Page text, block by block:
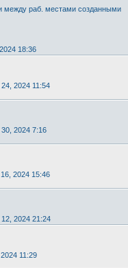
между раб. местами созданными
18:36
2024 11:54
2024 7:16
2024 15:46
2024 21:24
11:29